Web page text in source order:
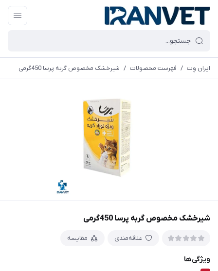
ایران وِت / فهرست محصولات / شیرخشک مخصوص گربه پرسا 450گرمی
شیرخشک مخصوص گربه پرسا 450گرمی
علاقه‌مندی مقایسه
ویژگی‌ها